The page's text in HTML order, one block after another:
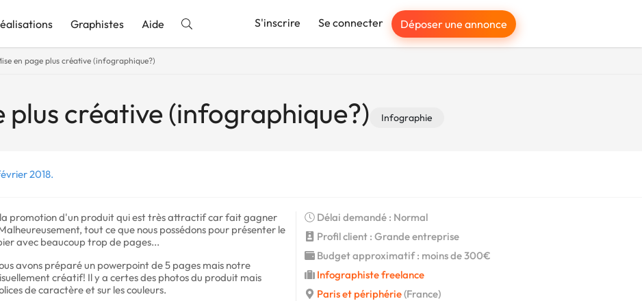
Graphistes Aide S'inscrire Se connecter Déposer une annonce
en page plus créative (infographique?)
plus créative (infographique?) Infographie
2018.
promotion d'un produit qui est très attractif car fait gagner
tout ce que nous possédons pour présenter le
avec beaucoup trop de pages...
avons préparé un powerpoint de 5 pages mais notre
créatif! Il y a certes des photos du produit mais
de caractère et sur les couleurs.
Délai demandé : Normal
Profil client : Grande entreprise
Budget approximatif : moins de 300€
Infographiste freelance
Paris et périphérie(France)